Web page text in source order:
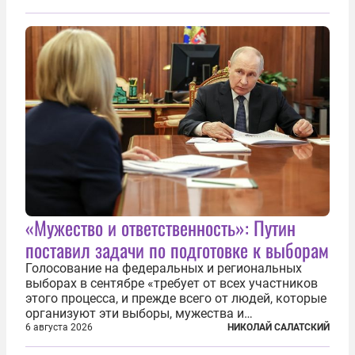
TPAO в разработке нефти иракского Киркука и
«Дороги развития» подтверждают...
«Мужество и ответственность»: Путин
поставил задачи по подготовке к выборам
Голосование на федеральных и региональных
выборах в сентябре «требует от всех участников
этого процесса, и прежде всего от людей, которые
организуют эти выборы, мужества и
ответственного отношения к формированию
власти», — подчеркнул президент Владимир Путин
6 августа 2026 НИКОЛАЙ САЛАТСКИЙ